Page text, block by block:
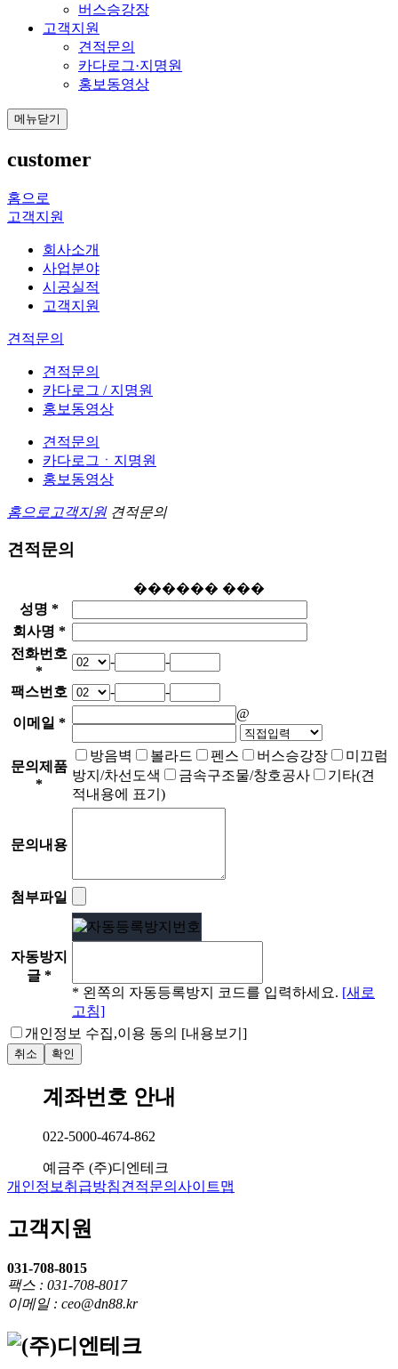
버스승강장
고객지원
견적문의
카다로그·지명원
홍보동영상
메뉴닫기
customer
홈으로
고객지원
회사소개
사업분야
시공실적
고객지원
견적문의
견적문의
카다로그 / 지명원
홍보동영상
견적문의
카다로그ㆍ지명원
홍보동영상
홈으로 고객지원 견적문의
견적문의
������ ���
성명 *
회사명 *
전화번호
*
-
-
팩스번호
- -
이메일 *
@
문의제품
*
방음벽 볼라드 펜스 버스승강장
미끄럼
방지/차선도색
금속구조물/창호공사
기타(견
적내용에 표기)
문의내용
첨부파일
자동방지
글 *
* 왼쪽의 자동등록방지 코드를 입력하세요. [새로
고침]
개인정보 수집,이용 동의 [내용보기]
계좌번호 안내
022-5000-4674-862
예금주 (주)디엔테크
개인정보취급방침견적문의 사이트맵
고객지원
031-708-8015
팩스 : 031-708-8017
이메일 : ceo@dn88.kr